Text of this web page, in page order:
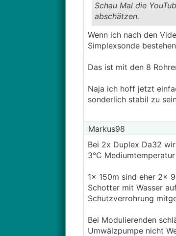
Schau Mal die
abschätzen.
https://
Wenn ich nach den
Simplexsonde
Das ist mit den 8
Naja ich hoff jetzt
sonderlich stabil zu
Markus98
Bei 2x Duplex Da32
3°C
1x 150m sind eher 2x
Schotter mit Wasser
Schutzverrohrung
Bei Modulierenden
Umwälzpumpe nicht